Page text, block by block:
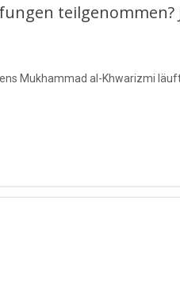
teilgenommen?
Mukhammad al-Khwarizmi